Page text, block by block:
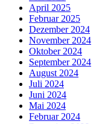
April 2025
Februar 2025
Dezember 2024
November 2024
Oktober 2024
September 2024
August 2024
Juli 2024
Juni 2024
Mai 2024
Februar 2024